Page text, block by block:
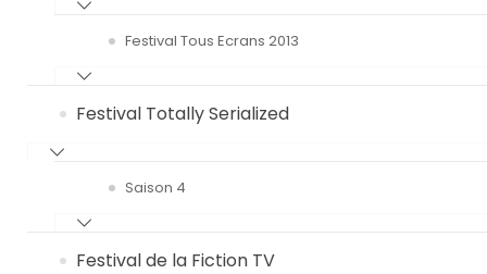
Festival Tous Ecrans 2013
Festival Totally Serialized
Saison 4
Festival de la Fiction TV